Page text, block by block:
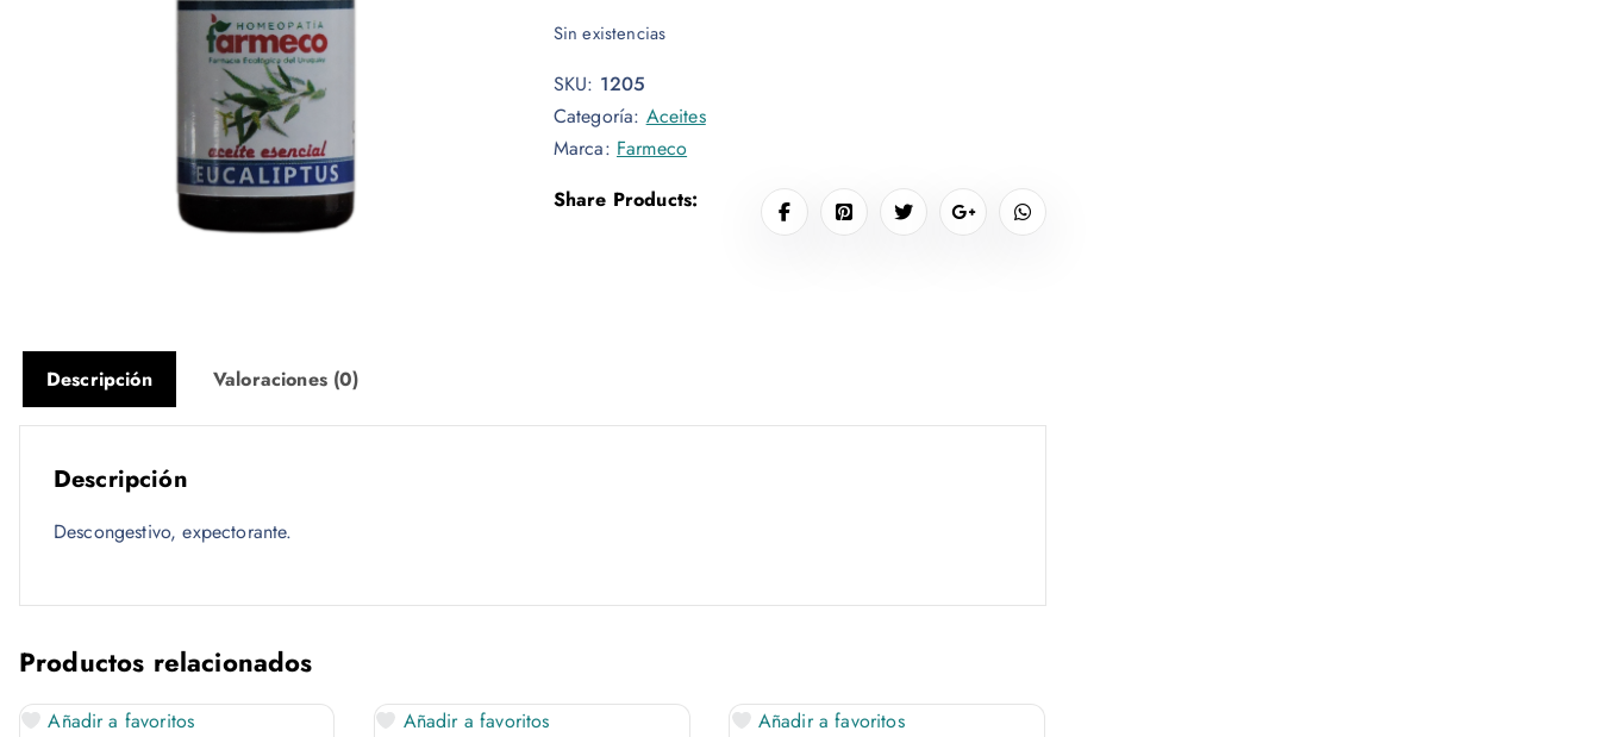
Sin existencias
SKU: 1205
Categoría: Aceites
Marca: Farmeco
Share Products:
Descripción Valoraciones (0)
Descripción
Descongestivo, expectorante.
Productos relacionados
Añadir a favoritos Añadir a favoritos Añadir a favoritos